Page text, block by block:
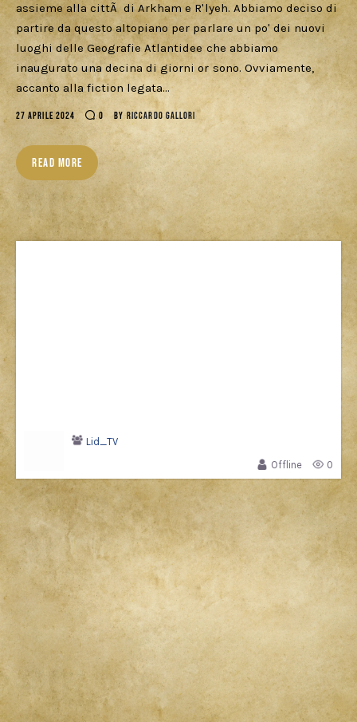
Libri e fumetti
Cercatori
Download
assieme alla cittÃ di Arkham e R'lyeh. Abbiamo deciso di
partire da questo altopiano per parlare un po' dei nuovi
luoghi delle Geografie Atlantidee che abbiamo
inaugurato una decina di giorni or sono. Ovviamente,
accanto alla fiction legata…
27 APRILE 2024 0 BY RICCARDO GALLORI
READ MORE
Lid_TV
Offline
0